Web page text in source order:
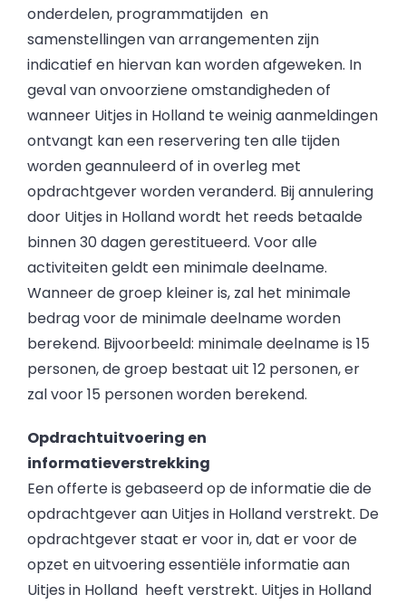
onderdelen, programmatijden en
samenstellingen van arrangementen zijn
indicatief en hiervan kan worden afgeweken. In
geval van onvoorziene omstandigheden of
wanneer Uitjes in Holland te weinig aanmeldingen
ontvangt kan een reservering ten alle tijden
worden geannuleerd of in overleg met
opdrachtgever worden veranderd. Bij annulering
door Uitjes in Holland wordt het reeds betaalde
binnen 30 dagen gerestitueerd. Voor alle
activiteiten geldt een minimale deelname.
Wanneer de groep kleiner is, zal het minimale
bedrag voor de minimale deelname worden
berekend. Bijvoorbeeld: minimale deelname is 15
personen, de groep bestaat uit 12 personen, er
zal voor 15 personen worden berekend.
Opdrachtuitvoering en
informatieverstrekking
Een offerte is gebaseerd op de informatie die de
opdrachtgever aan Uitjes in Holland verstrekt. De
opdrachtgever staat er voor in, dat er voor de
opzet en uitvoering essentiële informatie aan
Uitjes in Holland heeft verstrekt. Uitjes in Holland